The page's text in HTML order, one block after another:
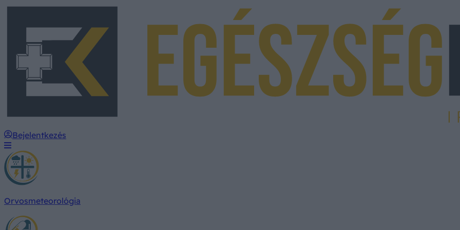
Bejelentkezés
Orvosmeteorológia